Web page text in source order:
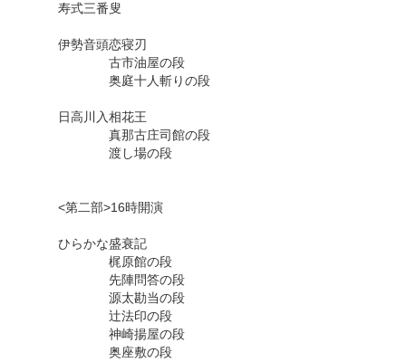
寿式三番叟
伊勢音頭恋寝刃
古市油屋の段
奥庭十人斬りの段
日高川入相花王
真那古庄司館の段
渡し場の段
<第二部>16時開演
ひらかな盛衰記
梶原館の段
先陣問答の段
源太勘当の段
辻法印の段
神崎揚屋の段
奥座敷の段